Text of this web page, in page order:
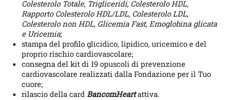
Colesterolo Totale, Trigliceridi, Colesterolo HDL,
Rapporto Colesterolo HDL/LDL, Colesterolo LDL,
Colesterolo non HDL, Glicemia Fast, Emoglobina glicata
e Uricemia;
stampa del profilo glicidico, lipidico, uricemico e del
proprio rischio cardiovascolare;
consegna del kit di 19 opuscoli di prevenzione
cardiovascolare realizzati dalla Fondazione per il Tuo
cuore;
rilascio della cardBancomHeartattiva.